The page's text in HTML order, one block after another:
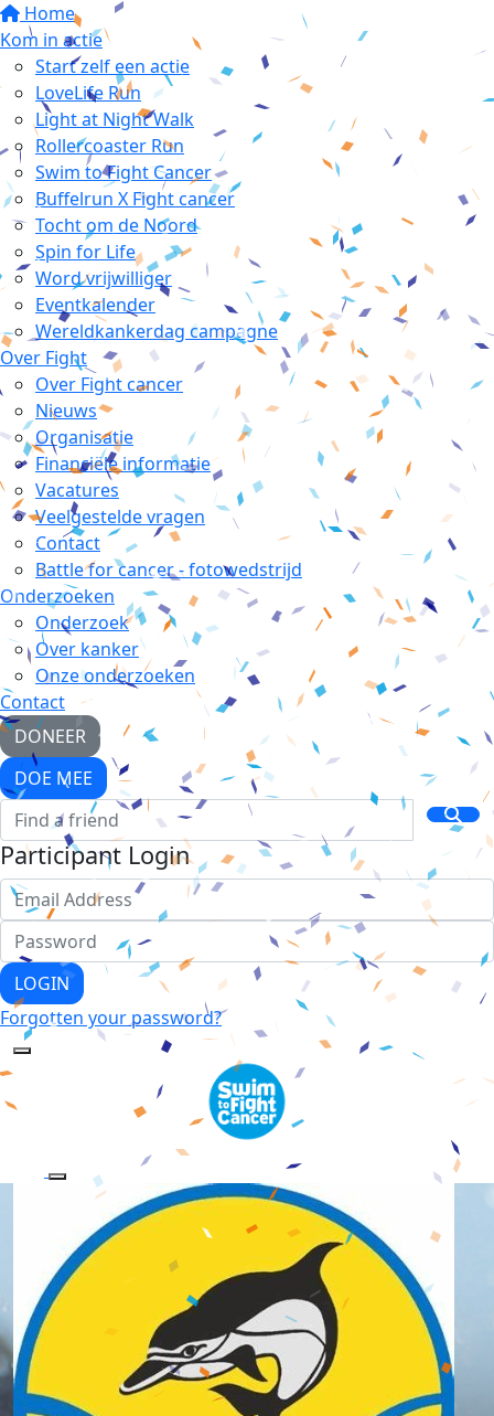
Home
Kom in actie
Start zelf een actie
LoveLife Run
Light at Night Walk
Rollercoaster Run
Swim to Fight Cancer
Buffelrun X Fight cancer
Tocht om de Noord
Spin for Life
Word vrijwilliger
Eventkalender
Wereldkankerdag campagne
Over Fight
Over Fight cancer
Nieuws
Organisatie
Financiële informatie
Vacatures
Veelgestelde vragen
Contact
Battle for cancer - fotowedstrijd
Onderzoeken
Onderzoek
Over kanker
Onze onderzoeken
Contact
DONEER
DOE MEE
Participant Login
LOGIN
Forgotten your password?